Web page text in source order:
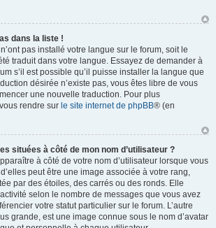
dans la liste !
pas installé votre langue sur le forum, soit le
traduit dans votre langue. Essayez de demander à
s’il est possible qu’il puisse installer la langue que
désirée n’existe pas, vous êtes libre de vous
une nouvelle traduction. Pour plus
rendre sur le site internet de phpBB® (en
situées à côté de mon nom d’utilisateur ?
à côté de votre nom d’utilisateur lorsque vous
peut être une image associée à votre rang,
par des étoiles, des carrés ou des ronds. Elle
selon le nombre de messages que vous avez
votre statut particulier sur le forum. L’autre
grande, est une image connue sous le nom d’avatar